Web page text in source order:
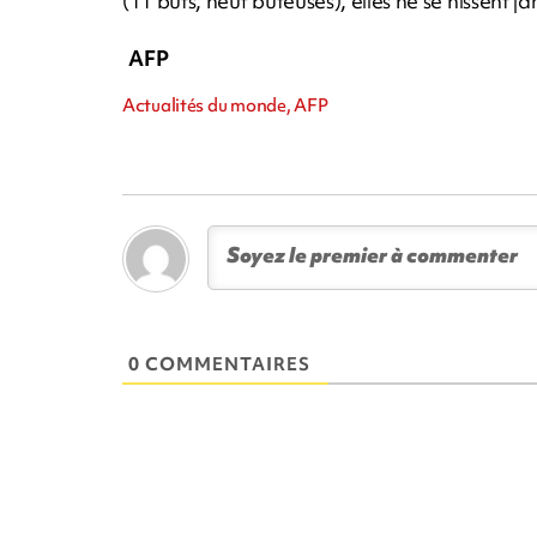
AFP
Actualités du monde, AFP
0 COMMENTAIRES